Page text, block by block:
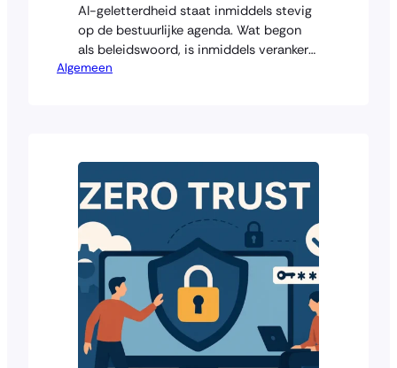
AI-geletterdheid staat inmiddels stevig
op de bestuurlijke agenda. Wat begon
als beleidswoord, is inmiddels verankerd
in regelgeving en toezicht. Toch blijft de
waarom is het nodig? AI-geletterdheid
verwijst…
Algemeen